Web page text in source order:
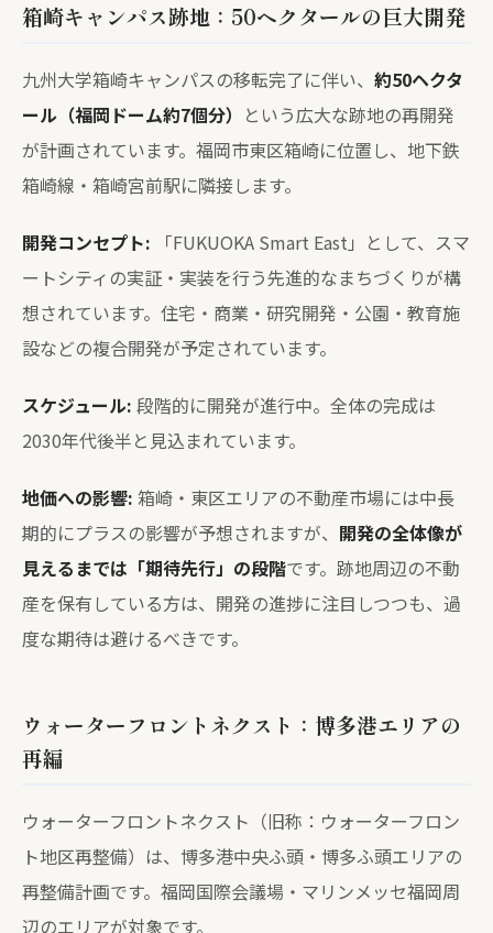
箱崎キャンパス跡地：50ヘクタールの巨大開発
九州大学箱崎キャンパスの移転完了に伴い、 約50ヘクタ
ール（福岡ドーム約7個分） という広大な跡地の再開発
が計画されています。福岡市東区箱崎に位置し、地下鉄
箱崎線・箱崎宮前駅に隣接します。
開発コンセプト: 「FUKUOKA Smart East」として、スマ
ートシティの実証・実装を行う先進的なまちづくりが構
想されています。住宅・商業・研究開発・公園・教育施
設などの複合開発が予定されています。
スケジュール: 段階的に開発が進行中。全体の完成は
2030年代後半と見込まれています。
地価への影響: 箱崎・東区エリアの不動産市場には中長
期的にプラスの影響が予想されますが、 開発の全体像が
見えるまでは「期待先行」の段階です。跡地周辺の不動
産を保有している方は、開発の進捗に注目しつつも、過
度な期待は避けるべきです。
ウォーターフロントネクスト：博多港エリアの
再編
ウォーターフロントネクスト（旧称：ウォーターフロン
ト地区再整備）は、博多港中央ふ頭・博多ふ頭エリアの
再整備計画です。福岡国際会議場・マリンメッセ福岡周
辺のエリアが対象です。